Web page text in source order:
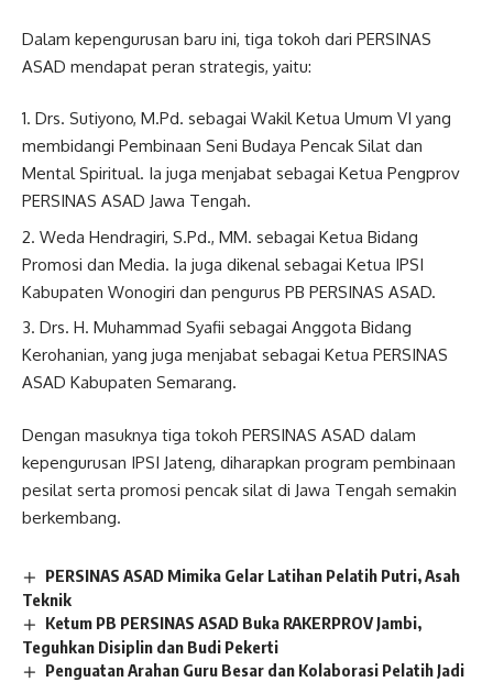
Dalam kepengurusan baru ini, tiga tokoh dari PERSINAS
ASAD mendapat peran strategis, yaitu:
Drs. Sutiyono, M.Pd. sebagai Wakil Ketua Umum VI yang
membidangi Pembinaan Seni Budaya Pencak Silat dan
Mental Spiritual. Ia juga menjabat sebagai Ketua Pengprov
PERSINAS ASAD Jawa Tengah.
Weda Hendragiri, S.Pd., MM. sebagai Ketua Bidang
Promosi dan Media. Ia juga dikenal sebagai Ketua IPSI
Kabupaten Wonogiri dan pengurus PB PERSINAS ASAD.
Drs. H. Muhammad Syafii sebagai Anggota Bidang
Kerohanian, yang juga menjabat sebagai Ketua PERSINAS
ASAD Kabupaten Semarang.
Dengan masuknya tiga tokoh PERSINAS ASAD dalam
kepengurusan IPSI Jateng, diharapkan program pembinaan
pesilat serta promosi pencak silat di Jawa Tengah semakin
berkembang.
PERSINAS ASAD Mimika Gelar Latihan Pelatih Putri, Asah
Teknik
Ketum PB PERSINAS ASAD Buka RAKERPROV Jambi,
Teguhkan Disiplin dan Budi Pekerti
Penguatan Arahan Guru Besar dan Kolaborasi Pelatih Jadi